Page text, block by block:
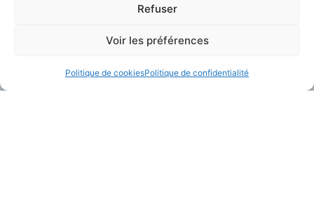
Refuser
Voir les préférences
Politique de cookiesPolitique de confidentialité